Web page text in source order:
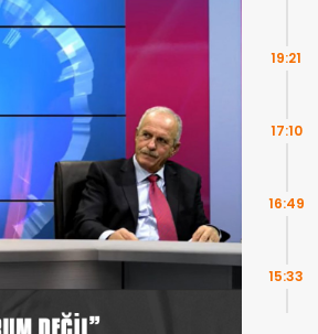
19:21
17:10
16:49
15:33